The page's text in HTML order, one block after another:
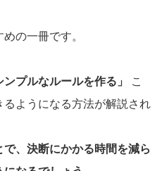
の一冊です。
ンプルなルールを作る」
こ
ようになる方法が解説され
、決断にかかる時間を減ら